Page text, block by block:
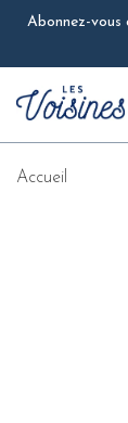
Abonnez-
Accueil